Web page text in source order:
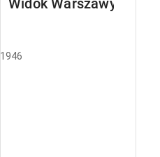
Widok Warszawy
1946